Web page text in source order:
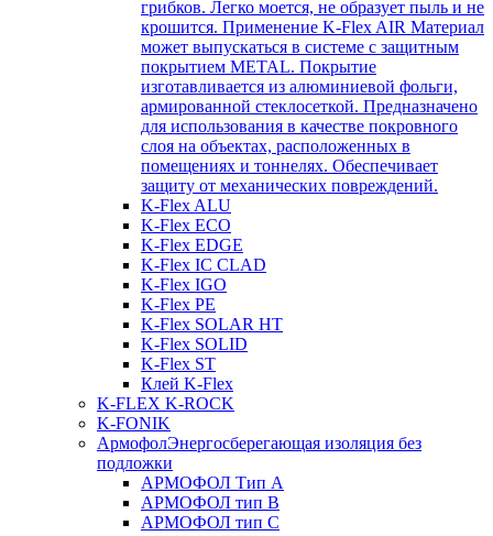
грибков. Легко моется, не образует пыль и не
крошится. Применение K-Flex AIR Материал
может выпускаться в системе c защитным
покрытием METAL. Покрытие
изготавливается из алюминиевой фольги,
армированной стеклосеткой. Предназначено
для использования в качестве покровного
слоя на объектах, расположенных в
помещениях и тоннелях. Обеспечивает
защиту от механических повреждений.
K-Flex ALU
K-Flex ECO
K-Flex EDGE
K-Flex IC CLAD
K-Flex IGO
K-Flex PE
K-Flex SOLAR HT
K-Flex SOLID
K-Flex ST
Клей K-Flex
K-FLEX K-ROCK
K-FONIK
АрмофолЭнергосберегающая изоляция без
подложки
АРМОФОЛ Тип А
АРМОФОЛ тип В
АРМОФОЛ тип C